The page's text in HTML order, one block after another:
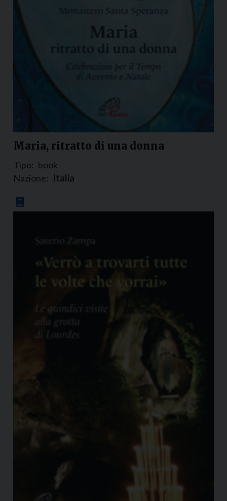
Maria, ritratto di una donna
Tipo: book
Nazione: Italia